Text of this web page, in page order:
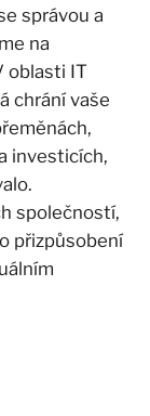
správou a
na
oblasti IT
chrání vaše
investicích,
společností,
přizpůsobení